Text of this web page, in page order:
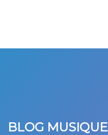
BLOG MUSIQUE